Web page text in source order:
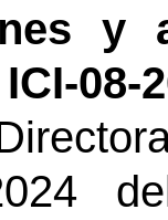
y
08-
2024